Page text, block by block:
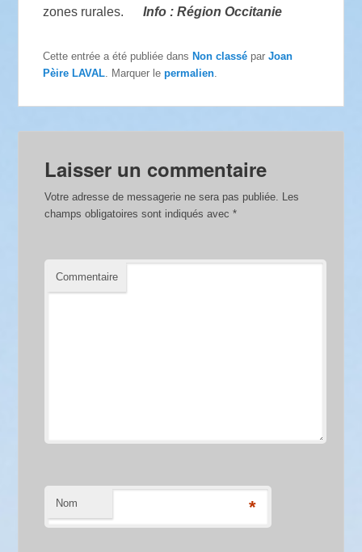
zones rurales.Info : Région Occitanie
Cette entrée a été publiée dans Non classé parJoan
Pèire LAVAL. Marquer lepermalien.
Laisser un commentaire
Votre adresse de messagerie ne sera pas publiée. Les
champs obligatoires sont indiqués avec*
Commentaire
Nom *